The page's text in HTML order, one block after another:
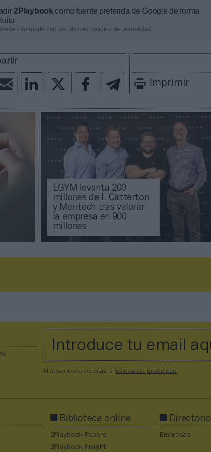
2Playbook como fuente preferida de Google de forma
informado con las últimas noticias de actualidad.
Imprimir
EGYM levanta 200
millones de L Catterton
y Meritech tras valorar
la empresa en 900
millones
Al suscribirte aceptas la política de privacidad
Biblioteca online
2Playbook Papers
2Playbook Insight
Directorio
Empresas